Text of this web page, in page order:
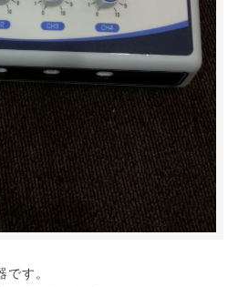
す。